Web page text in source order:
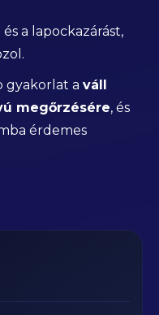
a lapockazárást,
gyakorlat a váll
megőrzésére, és
érdemes